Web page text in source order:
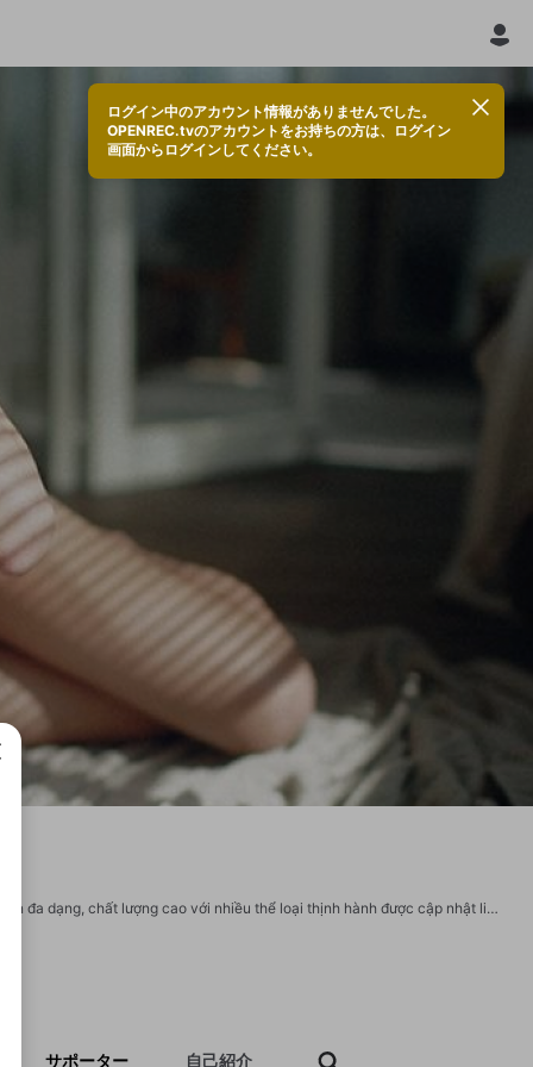
ログイン中のアカウント情報がありませんでした。
OPENREC.tvのアカウントをお持ちの方は、ログイン
画面からログインしてください。
viet69 là không gian giải trí trực tuyến chuyên biệt, nơi tổng hợp kho phim người lớn đa dạng, chất lượng cao với nhiều thể loại thịnh hành được cập nhật liên tục. Người xem có thể dễ dàng tìm thấy những thước phim gợi cảm, hấp dẫn, đáp ứng nhu cầu thư giãn riêng tư mọi lúc mọi nơi Website: https://viet69.hair/ Email: viet69hair@gmail.com Hotline: 0966788755 Địa chỉ: 686 Đ. Vạn Kiếp, Phường 1, Bình Thạnh, Hồ Chí Minh, Việt Nam Hashtags: #viet69 #viet69hair #phimnguoilon #phim18 #phimsexfullhd Social: https://www.facebook.com/viet69hair https://www.youtube.com/@viet69hair https://x.com/viet69hair https://www.pinterest.com/viet69hair/ https://www.linkedin.com/in/viet69hair https://gravatar.com/viet69hair https://www.twitch.tv/viet69hair https://heylink.me/viet69hair/ https://www.tumblr.com/viet69hair https://jobs.windomnews.com/profiles/7275246-viet69-hair https://www.sythe.org/members/viet69hair.1950604/ https://apk.tw/space-uid-7287550.html
サポーター 自己紹介